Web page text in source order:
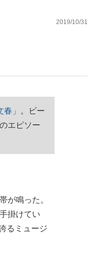
2019/10/31
」
。ビー
エピソー
が鳴った。
掛けてい
るミュージ